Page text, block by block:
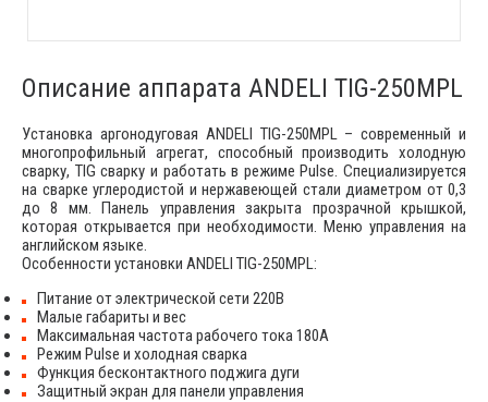
Описание аппарата ANDELI TIG-250MPL
Установка аргонодуговая ANDELI TIG-250MPL – современный и
многопрофильный агрегат, способный производить холодную
сварку, TIG сварку и работать в режиме Pulse. Специализируется
на сварке углеродистой и нержавеющей стали диаметром от 0,3
до 8 мм. Панель управления закрыта прозрачной крышкой,
которая открывается при необходимости. Меню управления на
английском языке.
Особенности установки ANDELI TIG-250MPL:
Питание от электрической сети 220В
Малые габариты и вес
Максимальная частота рабочего тока 180А
Режим Pulse и холодная сварка
Функция бесконтактного поджига дуги
Защитный экран для панели управления